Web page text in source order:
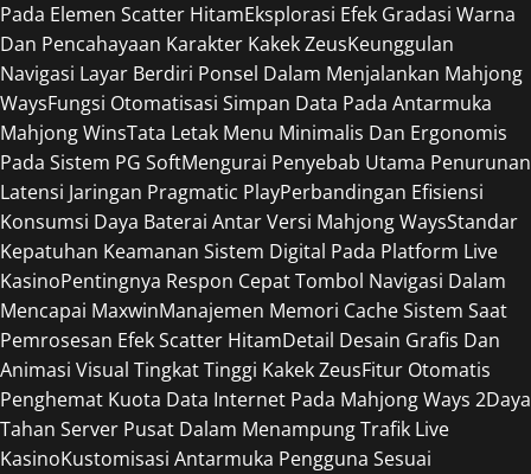
Pada Elemen Scatter HitamEksplorasi Efek Gradasi Warna
Dan Pencahayaan Karakter Kakek ZeusKeunggulan
Navigasi Layar Berdiri Ponsel Dalam Menjalankan Mahjong
WaysFungsi Otomatisasi Simpan Data Pada Antarmuka
Mahjong WinsTata Letak Menu Minimalis Dan Ergonomis
Pada Sistem PG SoftMengurai Penyebab Utama Penurunan
Latensi Jaringan Pragmatic PlayPerbandingan Efisiensi
Konsumsi Daya Baterai Antar Versi Mahjong WaysStandar
Kepatuhan Keamanan Sistem Digital Pada Platform Live
KasinoPentingnya Respon Cepat Tombol Navigasi Dalam
Mencapai MaxwinManajemen Memori Cache Sistem Saat
Pemrosesan Efek Scatter HitamDetail Desain Grafis Dan
Animasi Visual Tingkat Tinggi Kakek ZeusFitur Otomatis
Penghemat Kuota Data Internet Pada Mahjong Ways 2Daya
Tahan Server Pusat Dalam Menampung Trafik Live
KasinoKustomisasi Antarmuka Pengguna Sesuai